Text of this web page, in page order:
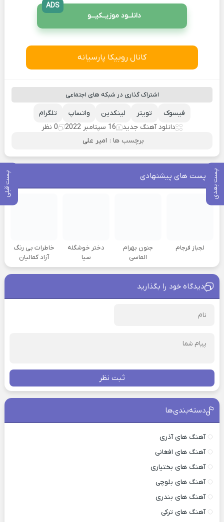
پست بعدی پست قبلی
دانلــود موزیــکیـــو
ADS
کانال روبیکا پارسیانه
اشتراک گذاری در شبکه های اجتماعی
تلگرام واتساپ لینکدین تویتر
فیسوک
دانلود آهنگ جدید
16 سپتامبر 2022
0 نظر
برچسب ها : امیر علی
پست های پیشنهادی
لجباز فرجام
جنون بهرام
الماسی
دختر خوشگله
سیا
خاطرات بی رنگ
آزاد کمالیان
دیدگاه خود را بگذارید
ثبت نظر
دسته‌بندی‌ها
آهنگ های آذری
آهنگ های افغانی
آهنگ های بختیاری
آهنگ های بلوچی
آهنگ های بندری
آهنگ های ترکی